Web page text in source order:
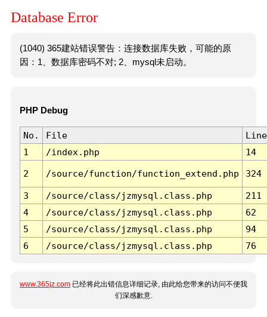
Database Error
(1040) 365建站错误警告：连接数据库失败，可能的原
因：1、数据库密码不对; 2、mysql未启动。
PHP Debug
No. File
Line
1
/index.php 14
2 /source/function/function_extend.php 324
3 /source/class/jzmysql.class.php
211
4
/source/class/jzmysql.class.php
62
5
/source/class/jzmysql.class.php
94
6
/source/class/jzmysql.class.php 76
www.365jz.com 已经将此出错信息详细记录, 由此给您带来的访问不便我
们深感歉意.